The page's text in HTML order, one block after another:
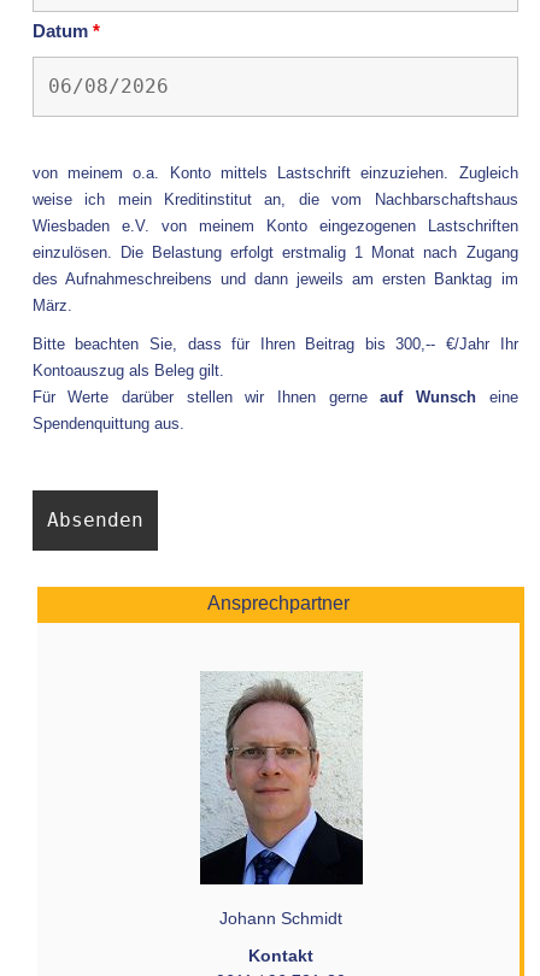
Datum *
von meinem o.a. Konto mittels Lastschrift einzuziehen. Zugleich
weise ich mein Kreditinstitut an, die vom Nachbarschaftshaus
Wiesbaden e.V. von meinem Konto eingezogenen Lastschriften
einzulösen. Die Belastung erfolgt erstmalig 1 Monat nach Zugang
des Aufnahmeschreibens und dann jeweils am ersten Banktag im
März.
Bitte beachten Sie, dass für Ihren Beitrag bis 300,-- €/Jahr Ihr
Kontoauszug als Beleg gilt.
Für Werte darüber stellen wir Ihnen gerneauf Wunscheine
Spendenquittung aus.
Ansprechpartner
Johann Schmidt
Kontakt